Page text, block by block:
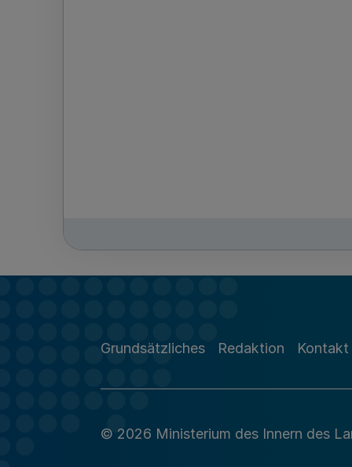
Grundsätzliches Redaktion Kontakt
© 2026 Ministerium des Innern des